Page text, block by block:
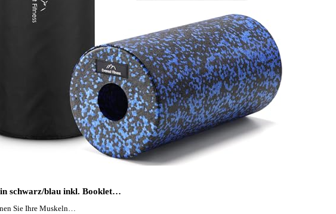
schwarz/blau inkl. Booklet…
Sie Ihre Muskeln…